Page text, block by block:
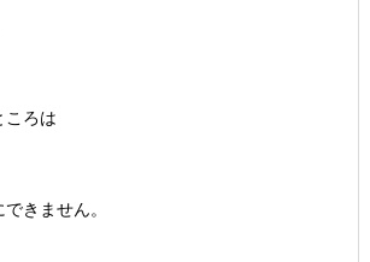
ころは
きません。